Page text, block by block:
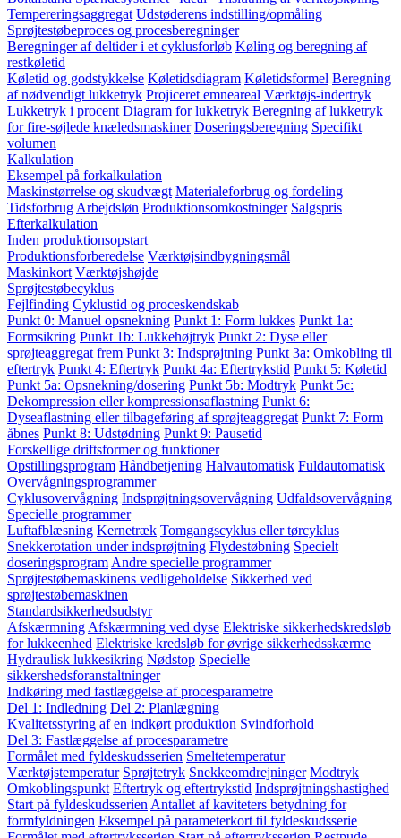
Tempereringsaggregat Udstøderens indstilling/opmåling
Sprøjtestøbeproces og procesberegninger
Beregninger af deltider i et cyklusforløb Køling og beregning af
restkøletid
Køletid og godstykkelse Køletidsdiagram Køletidsformel Beregning
af nødvendigt lukketryk Projiceret emneareal Værktøjs-indertryk
Lukketryk i procent Diagram for lukketryk Beregning af lukketryk
for fire-søjlede knæledsmaskiner Doseringsberegning Specifikt
volumen
Kalkulation
Eksempel på forkalkulation
Maskinstørrelse og skudvægt Materialeforbrug og fordeling
Tidsforbrug Arbejdsløn Produktionsomkostninger Salgspris
Efterkalkulation
Inden produktionsopstart
Produktionsforberedelse Værktøjsindbygningsmål
Maskinkort Værktøjshøjde
Sprøjtestøbecyklus
Fejlfinding Cyklustid og proceskendskab
Punkt 0: Manuel opsnekning Punkt 1: Form lukkes Punkt 1a:
Formsikring Punkt 1b: Lukkehøjtryk Punkt 2: Dyse eller
sprøjteaggregat frem Punkt 3: Indsprøjtning Punkt 3a: Omkobling til
eftertryk Punkt 4: Eftertryk Punkt 4a: Eftertrykstid Punkt 5: Køletid
Punkt 5a: Opsnekning/dosering Punkt 5b: Modtryk Punkt 5c:
Dekompression eller kompressionsaflastning Punkt 6:
Dyseaflastning eller tilbageføring af sprøjteaggregat Punkt 7: Form
åbnes Punkt 8: Udstødning Punkt 9: Pausetid
Forskellige driftsformer og funktioner
Opstillingsprogram Håndbetjening Halvautomatisk Fuldautomatisk
Overvågningsprogrammer
Cyklusovervågning Indsprøjtningsovervågning Udfaldsovervågning
Specielle programmer
Luftafblæsning Kernetræk Tomgangscyklus eller tørcyklus
Snekkerotation under indsprøjtning Flydestøbning Specielt
doseringsprogram Andre specielle programmer
Sprøjtestøbemaskinens vedligeholdelse Sikkerhed ved
sprøjtestøbemaskinen
Standardsikkerhedsudstyr
Afskærmning Afskærmning ved dyse Elektriske sikkerhedskredsløb
for lukkeenhed Elektriske kredsløb for øvrige sikkerhedsskærme
Hydraulisk lukkesikring Nødstop Specielle
sikkershedsforanstaltninger
Indkøring med fastlæggelse af procesparametre
Del 1: Indledning Del 2: Planlægning
Kvalitetsstyring af en indkørt produktion Svindforhold
Del 3: Fastlæggelse af procesparametre
Formålet med fyldeskudsserien Smeltetemperatur
Værktøjstemperatur Sprøjtetryk Snekkeomdrejninger Modtryk
Omkoblingspunkt Eftertryk og eftertrykstid Indsprøjtningshastighed
Start på fyldeskudsserien Antallet af kaviteters betydning for
formfyldningen Eksempel på parameterkort til fyldeskudsserie